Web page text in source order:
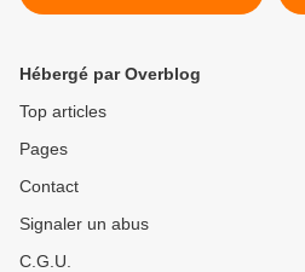
dindon de la farce !
Hébergé par Overblog
Top articles
Pages
Contact
Signaler un abus
C.G.U.